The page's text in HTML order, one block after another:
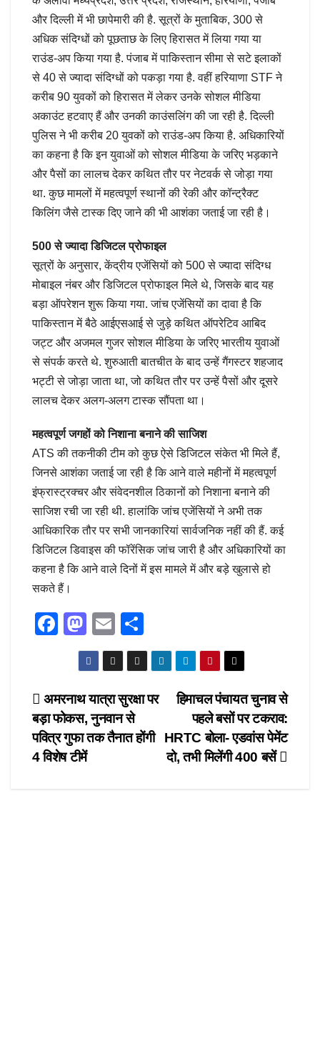
और दिल्ली में भी छापेमारी की है. सूत्रों के मुताबिक, 300 से
अधिक संदिग्धों को पूछताछ के लिए हिरासत में लिया गया या
राउंड-अप किया गया है. पंजाब में पाकिस्तान सीमा से सटे इलाकों
से 40 से ज्यादा संदिग्धों को पकड़ा गया है. वहीं हरियाणा STF ने
करीब 90 युवकों को हिरासत में लेकर उनके सोशल मीडिया
अकाउंट हटवाए हैं और उनकी काउंसलिंग की जा रही है. दिल्ली
पुलिस ने भी करीब 20 युवकों को राउंड-अप किया है. अधिकारियों
का कहना है कि इन युवाओं को सोशल मीडिया के जरिए भड़काने
और पैसों का लालच देकर कथित तौर पर नेटवर्क से जोड़ा गया
था. कुछ मामलों में महत्वपूर्ण स्थानों की रेकी और कॉन्ट्रैक्ट
किलिंग जैसे टास्क दिए जाने की भी आशंका जताई जा रही है।
500 से ज्‍यादा डिजिटल प्रोफाइल
सूत्रों के अनुसार, केंद्रीय एजेंसियों को 500 से ज्यादा संदिग्ध
मोबाइल नंबर और डिजिटल प्रोफाइल मिले थे, जिसके बाद यह
बड़ा ऑपरेशन शुरू किया गया. जांच एजेंसियों का दावा है कि
पाकिस्तान में बैठे आईएसआई से जुड़े कथित ऑपरेटिव आबिद
जट्ट और अजमल गुजर सोशल मीडिया के जरिए भारतीय युवाओं
से संपर्क करते थे. शुरुआती बातचीत के बाद उन्हें गैंगस्टर शहजाद
भट्टी से जोड़ा जाता था, जो कथित तौर पर उन्हें पैसों और दूसरे
लालच देकर अलग-अलग टास्क सौंपता था।
महत्‍वपूर्ण जगहों को निशाना बनाने की साजिश
ATS की तकनीकी टीम को कुछ ऐसे डिजिटल संकेत भी मिले हैं,
जिनसे आशंका जताई जा रही है कि आने वाले महीनों में महत्वपूर्ण
इंफ्रास्ट्रक्चर और संवेदनशील ठिकानों को निशाना बनाने की
साजिश रची जा रही थी. हालांकि जांच एजेंसियों ने अभी तक
आधिकारिक तौर पर सभी जानकारियां सार्वजनिक नहीं की हैं. कई
डिजिटल डिवाइस की फॉरेंसिक जांच जारी है और अधिकारियों का
कहना है कि आने वाले दिनों में इस मामले में और बड़े खुलासे हो
सकते हैं।
F
e
b
o
o
M
a
st
o
d
o
n
E
m
ail
h
ar
e
Post
navigation
हिमाचल पंचायत चुनाव से
पहले बसों पर टकराव:
HRTC बोला- एडवांस पेमेंट
दो, तभी मिलेंगी 400 बसें
अमरनाथ यात्रा सुरक्षा पर
बड़ा फोकस, नुनवान से
पवित्र गुफा तक तैनात होंगी
4 विशेष टीमें